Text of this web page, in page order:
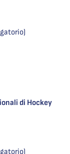
di Hockey